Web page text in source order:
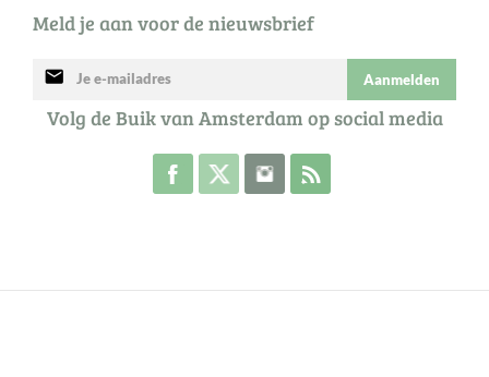
Meld je aan voor de nieuwsbrief
mail Aanmelden
Volg de Buik van Amsterdam op social media
Volg de Buik op Facebook
Volg de Buik op Twitter
Volg de Buik op Instagram